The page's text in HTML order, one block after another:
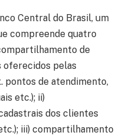
Central do Brasil, um
compreende quatro
de
oferecidos pelas
pontos de atendimento,
etc.); ii)
dos clientes
iii) compartilhamento